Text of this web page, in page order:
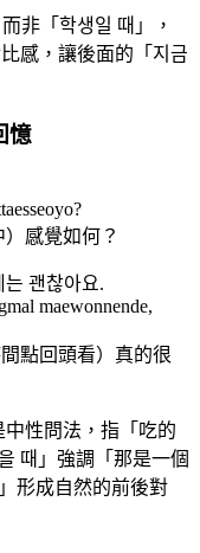
非「학생일 때」，
感，讓後面的「지금
憶
感覺如何？
괜찮아요.
maewonnende,
點回頭看）真的很
中性問法，指「吃的
때」強調「那是一個
形成自然的前後對